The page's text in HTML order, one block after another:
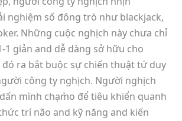
nghiệm số đông trò như blackjack,
Những cuộc nghịch này chưa chỉ
1 giản and dễ dàng sở hữu cho
ra bắt buộc sự chiến thuật tứ duy
công ty nghịch. Người nghịch
mình chạm̀o để tiêu khiển quanh
trí não and kỹ năng and kiến